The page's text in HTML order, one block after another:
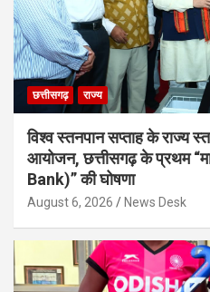
छत्तीसगढ़ राज्य
विश्व स्तनपान सप्ताह के राज्य
आयोजन, छत्तीसगढ़ के प्रथम
Bank)” की घोषणा
August 6, 2026 News Desk